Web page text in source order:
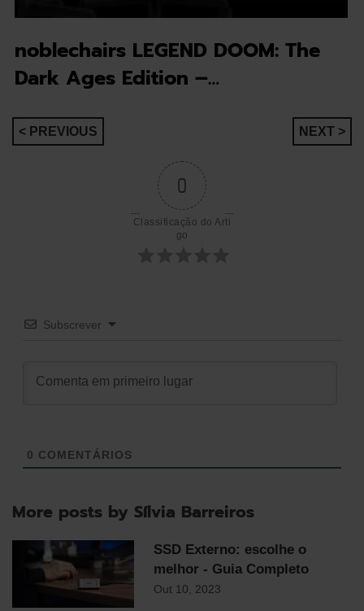
noblechairs LEGEND DOOM: The
Dark Ages Edition –…
Navegação
< PREVIOUS NEXT >
0
Classificação do Arti
go
Subscrever
0 COMENTÁRIOS
More posts by Sílvia Barreiros
SSD Externo: escolhe o
melhor - Guia Completo
Out 10, 2023